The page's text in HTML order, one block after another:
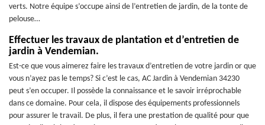
verts. Notre équipe s’occupe ainsi de l’entretien de jardin, de la tonte de
pelouse…
Effectuer les travaux de plantation et d’entretien de
jardin à Vendemian.
Est-ce que vous aimerez faire les travaux d’entretien de votre jardin or que
vous n’ayez pas le temps? Si c’est le cas, AC Jardin à Vendemian 34230
peut s’en occuper. Il possède la connaissance et le savoir irréprochable
dans ce domaine. Pour cela, il dispose des équipements professionnels
pour assurer le travail. De plus, il fera une prestation de qualité pour que